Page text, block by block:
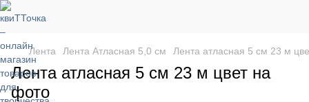
Лента Лента Атласная 5,0 см Лента атласная 5 см 23 м
Лента атласная 5 см 23 м цвет на
фото